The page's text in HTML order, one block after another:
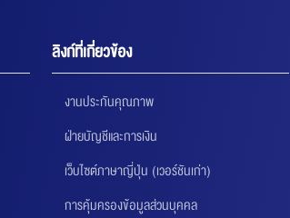
ลิงก์ที่เกี่ยวข้อง
งานประกันคุณภาพ
ฝ่ายบัญชีและการเงิน
เว็บไซต์ภาษาญี่ปุ่น (เวอร์ชันเก่า)
การคุ้มครองข้อมูลส่วนบุคคล